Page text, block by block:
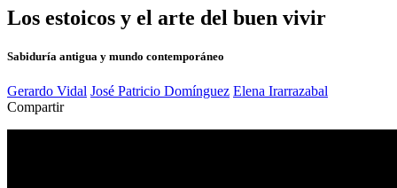
Los estoicos y el arte del buen vivir
Sabiduría antigua y mundo contemporáneo
Gerardo Vidal José Patricio Domínguez Elena Irarrazabal
Compartir